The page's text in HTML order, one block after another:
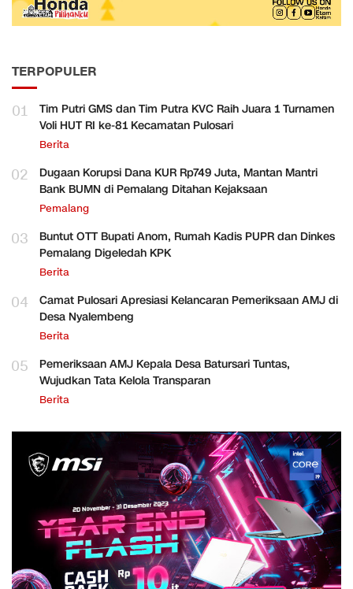
TERPOPULER
01
Tim Putri GMS dan Tim Putra KVC Raih Juara 1 Turnamen
Voli HUT RI ke-81 Kecamatan Pulosari
Berita
02
Dugaan Korupsi Dana KUR Rp749 Juta, Mantan Mantri
Bank BUMN di Pemalang Ditahan Kejaksaan
Pemalang
03
Buntut OTT Bupati Anom, Rumah Kadis PUPR dan Dinkes
Pemalang Digeledah KPK
Berita
04
Camat Pulosari Apresiasi Kelancaran Pemeriksaan AMJ di
Desa Nyalembeng
Berita
05
Pemeriksaan AMJ Kepala Desa Batursari Tuntas,
Wujudkan Tata Kelola Transparan
Berita